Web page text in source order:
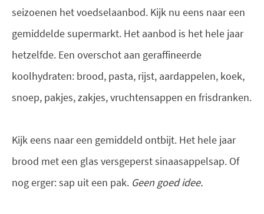
seizoenen het voedselaanbod. Kijk nu eens naar een
gemiddelde supermarkt. Het aanbod is het hele jaar
hetzelfde. Een overschot aan geraffineerde
koolhydraten: brood, pasta, rijst, aardappelen, koek,
snoep, pakjes, zakjes, vruchtensappen en frisdranken.
Kijk eens naar een gemiddeld ontbijt. Het hele jaar
brood met een glas versgeperst sinaasappelsap. Of
nog erger: sap uit een pak. Geen goed idee.